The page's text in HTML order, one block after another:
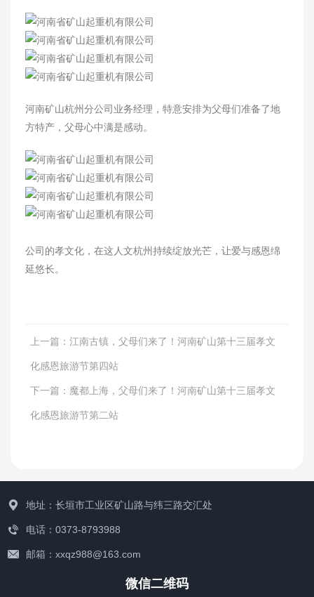
解决方案
河南矿山杭州分公司业务经理，特意安排为父母们准备了地
方特产，父母心中满是感动。
公司的孝文化，在这人文杭州持续绽放光芒，让爱与感恩绵
延悠长。
上一篇：江南古镇，父母们来了！河南矿山第十三届孝文
化感恩旅游节第四站
下一篇： 魔都上海，父母们来了！河南矿山第十三届孝文
化感恩旅游节第二站
地址：长垣市工业区矿山路与纬三路交汇处
电话：0373-8793988
邮箱：xxqz988@163.com
微信二维码